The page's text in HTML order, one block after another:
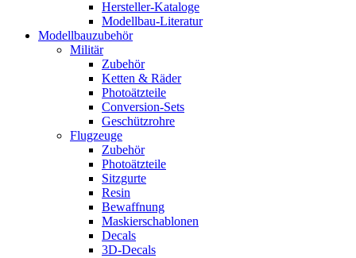
Hersteller-Kataloge
Modellbau-Literatur
Modellbauzubehör
Militär
Zubehör
Ketten & Räder
Photoätzteile
Conversion-Sets
Geschützrohre
Flugzeuge
Zubehör
Photoätzteile
Sitzgurte
Resin
Bewaffnung
Maskierschablonen
Decals
3D-Decals